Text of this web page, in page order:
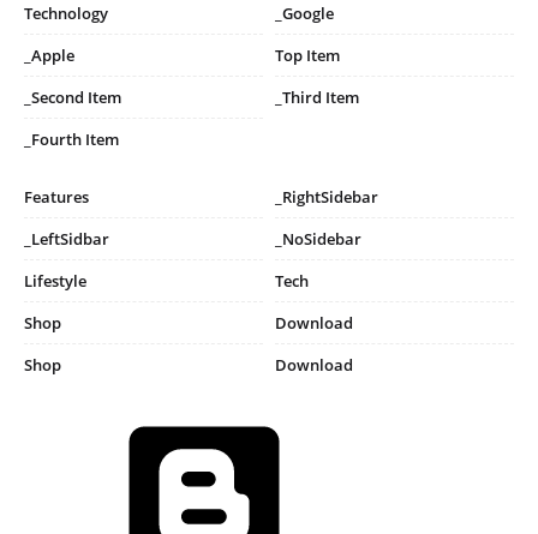
Technology
_Google
_Apple
Top Item
_Second Item
_Third Item
_Fourth Item
Features
_RightSidebar
_LeftSidbar
_NoSidebar
Lifestyle
Tech
Shop
Download
Shop
Download